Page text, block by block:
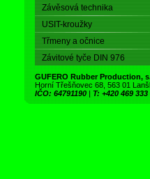
Závěsová technika
USIT-kroužky
Třmeny a očnice
Závitové tyče DIN 976
GUFERO Rubber Production,
Horní Třešňovec 68, 563 01
IČO: 64791190 | T: +420 469 333